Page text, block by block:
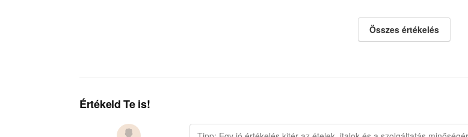
Összes értékelés
Értékeld Te is!